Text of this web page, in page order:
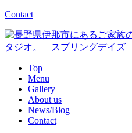
Contact
Top
Menu
Gallery
About us
News/Blog
Contact